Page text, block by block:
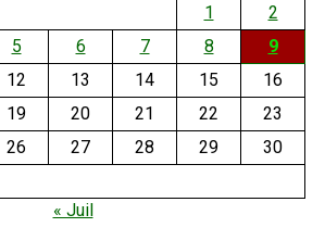
1
2
5 6 7 8
9
12 13 14 15
16
19 20 21 22
23
26 27 28 29
30
« Juil